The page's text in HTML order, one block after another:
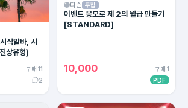
식알바, 시
상유형)
구매 11
2
디슨 투잡
이벤트 응모로 제 2의 월급 만들기
[STANDARD]
10,000
구매 1
PDF